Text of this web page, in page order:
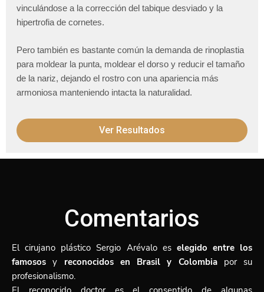
vinculándose a la corrección del tabique desviado y la
hipertrofia de cornetes.
Pero también es bastante común la demanda de rinoplastia
para moldear la punta, moldear el dorso y reducir el tamaño
de la nariz, dejando el rostro con una apariencia más
armoniosa manteniendo intacta la naturalidad.
Ver Resultados
Comentarios
El cirujano plásticoSergio Arévalo es elegido entre los
famososy reconocidos en Brasil y Colombia por su
profesionalismo.